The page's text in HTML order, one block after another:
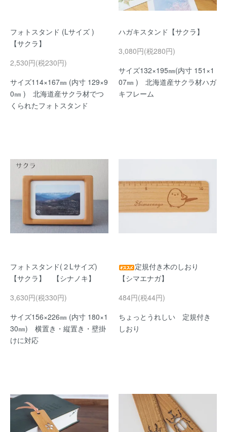
フォトスタンド (Lサイズ )
【サクラ】
2,530円(税230円)
サイズ114×167㎜ (内寸 129×9
0㎜ ) 北海道産サクラ材でつ
くられたフォトスタンド
ハガキスタンド【サクラ】
3,080円(税280円)
サイズ132×195㎜(内寸 151×1
07㎜ ) 北海道産サクラ材ハガ
キフレーム
フォトスタンド(２Lサイズ)
【サクラ】 【シナノキ】
3,630円(税330円)
サイズ156×226㎜ (内寸 180×1
30㎜) 横置き・縦置き・壁掛
けに対応
定規付き木のしおり
【シマエナガ】
484円(税44円)
ちょっとうれしい 定規付き
しおり